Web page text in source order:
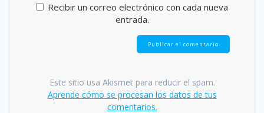
Recibir un correo electrónico con cada nueva
entrada.
Este sitio usa Akismet para reducir el spam.
Aprende cómo se procesan los datos de tus
comentarios.